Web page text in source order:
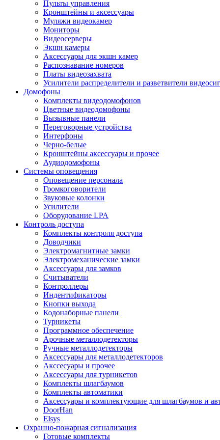
Пульты управления
Кронштейны и аксессуары
Муляжи видеокамер
Мониторы
Видеосерверы
Экшн камеры
Аксессуары для экшн камер
Распознавание номеров
Платы видеозахвата
Усилители распределители и разветвители
Домофоны
Комплекты видеодомофонов
Цветные видеодомофоны
Вызывные панели
Переговорные устройства
Интерфоны
Черно-белые
Кронштейны аксессуары и прочее
Аудиодомофоны
Системы оповещения
Оповещение персонала
Громкоговорители
Звуковые колонки
Усилители
Оборудование LPA
Контроль доступа
Комплекты контроля доступа
Доводчики
Электромагнитные замки
Электромеханические замки
Аксессуары для замков
Считыватели
Контроллеры
Индентификаторы
Кнопки выхода
Кодонаборные панели
Турникеты
Программное обеспечение
Арочные металлодетекторы
Ручные металлодетекторы
Аксессуары для металлодетекторов
Акссесуары и прочее
Аксессуары для турникетов
Комплекты шлагбаумов
Комплекты автоматики
Аксессуары и комплектующие для шлагбаумов и
DoorHan
Elsys
Охранно-пожарная сигнализация
Готовые комплекты